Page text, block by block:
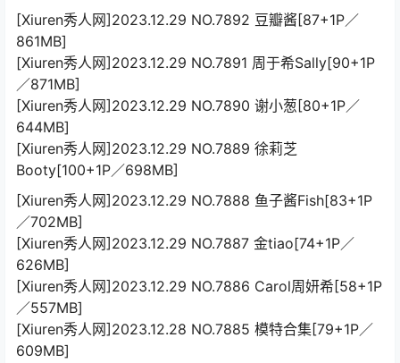
[Xiuren秀人网]2023.12.29 NO.7892 豆瓣酱[87+1P／
861MB]
[Xiuren秀人网]2023.12.29 NO.7891 周于希Sally[90+1P
／871MB]
[Xiuren秀人网]2023.12.29 NO.7890 谢小葱[80+1P／
644MB]
[Xiuren秀人网]2023.12.29 NO.7889 徐莉芝
Booty[100+1P／698MB]
[Xiuren秀人网]2023.12.29 NO.7888 鱼子酱Fish[83+1P
／702MB]
[Xiuren秀人网]2023.12.29 NO.7887 金tiao[74+1P／
626MB]
[Xiuren秀人网]2023.12.29 NO.7886 Carol周妍希[58+1P
／557MB]
[Xiuren秀人网]2023.12.28 NO.7885 模特合集[79+1P／
609MB]